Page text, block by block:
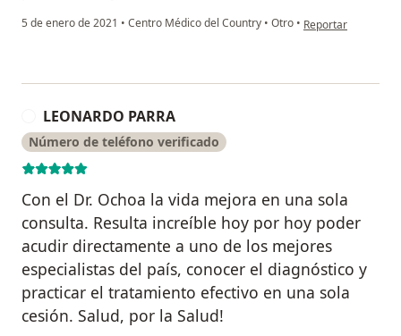
5 de enero de 2021 • Centro Médico del Country • Otro • en opinión del
Reportar
LEONARDO PARRA
Número de teléfono verificado
Con el Dr. Ochoa la vida mejora en una sola
consulta. Resulta increíble hoy por hoy poder
acudir directamente a uno de los mejores
especialistas del país, conocer el diagnóstico y
practicar el tratamiento efectivo en una sola
cesión. Salud, por la Salud!